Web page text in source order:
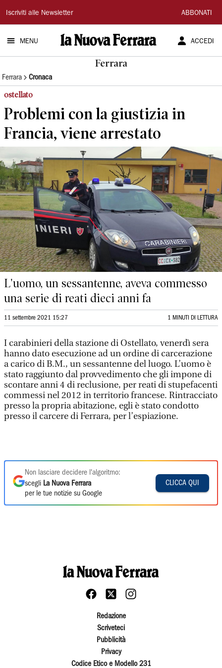
La
Nuova
Ferrara
Iscriviti alle Newsletter ABBONATI
MENU ACCEDI
Ferrara
Ferrara Cronaca
ostellato
Problemi con la giustizia in
Francia, viene arrestato
L'uomo, un sessantenne, aveva commesso
una serie di reati dieci anni fa
11 settembre 2021 15:27 1 MINUTI DI LETTURA
I carabinieri della stazione di Ostellato, venerdì sera
hanno dato esecuzione ad un ordine di carcerazione
a carico di B.M., un sessantenne del luogo. L’uomo è
stato raggiunto dal provvedimento che gli impone di
scontare anni 4 di reclusione, per reati di stupefacenti
commessi nel 2012 in territorio francese. Rintracciato
presso la propria abitazione, egli è stato condotto
presso il carcere di Ferrara, per l’espiazione.
Non lasciare decidere l'algoritmo:
scegli La Nuova Ferrara
per le tue notizie su Google
CLICCA QUI
Redazione
Scriveteci
Pubblicità
Privacy
Codice Etico e Modello 231